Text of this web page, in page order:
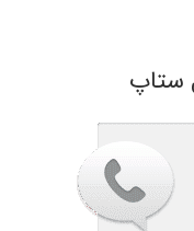
ستاپ